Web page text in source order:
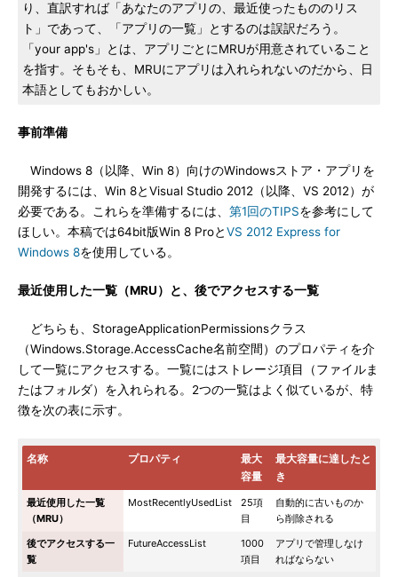
り、直訳すれば「あなたのアプリの、最近使ったもののリス
ト」であって、「アプリの一覧」とするのは誤訳だろう。
「your app's」とは、アプリごとにMRUが用意されていること
を指す。そもそも、MRUにアプリは入れられないのだから、日
本語としてもおかしい。
事前準備
Windows 8（以降、Win 8）向けのWindowsストア・アプリを
開発するには、Win 8とVisual Studio 2012（以降、VS 2012）が
必要である。これらを準備するには、 第1回のTIPSを参考にして
ほしい。本稿では64bit版Win 8 ProとVS 2012 Express for
Windows 8を使用している。
最近使用した一覧（MRU）と、後でアクセスする一覧
どちらも、StorageApplicationPermissionsクラス
（Windows.Storage.AccessCache名前空間）のプロパティを介
して一覧にアクセスする。一覧にはストレージ項目（ファイルま
たはフォルダ）を入れられる。2つの一覧はよく似ているが、特
徴を次の表に示す。
名称 プロパティ
最大
容量
最大容量に達したと
き
最近使用した一覧
（MRU）
MostRecentlyUsedList
25項
目
自動的に古いものか
ら削除される
後でアクセスする一
覧
FutureAccessList
1000
項目
アプリで管理しなけ
ればならない